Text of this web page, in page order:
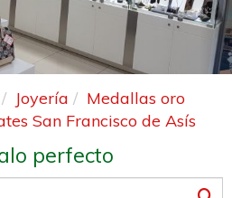
Joyería
Medallas oro
San Francisco de Asís
perfecto